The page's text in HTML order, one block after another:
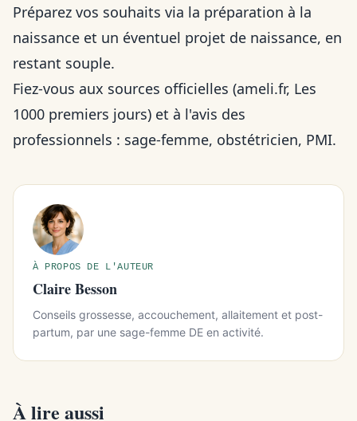
Préparez vos souhaits via la préparation à la
naissance et un éventuel projet de naissance, en
restant souple.
Fiez-vous aux sources officielles (ameli.fr, Les
1000 premiers jours) et à l'avis des
professionnels : sage-femme, obstétricien, PMI.
À PROPOS DE L'AUTEUR
Claire Besson
Conseils grossesse, accouchement, allaitement et post-
partum, par une sage-femme DE en activité.
À lire aussi